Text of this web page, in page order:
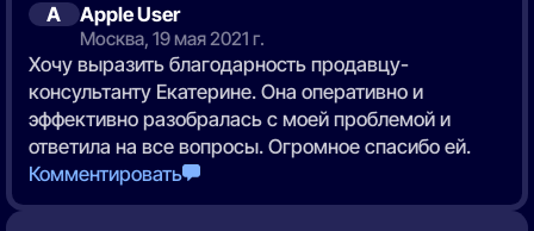
A Apple User
Москва, 19 мая 2021 г.
Хочу выразить благодарность продавцу-
консультанту Екатерине. Она оперативно и
эффективно разобралась с моей проблемой и
ответила на все вопросы. Огромное спасибо ей.
Комментировать